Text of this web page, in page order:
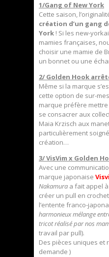
1/Gang of New York
Cette saison,
création d’un gang
York ! Si les new-
mamies françaises,
choisir une mamie de
un bonnet ou une
2/ Golden Hook
Même si la marque
cette option de sur-
marque préfère
se consacrer aux
Maia Krzisch aux
particulièrement
création…
3/ VisVim x Golden
Avec une
marque japonaise
Nakamura a fait appel à
créer un pull en
l’entente franco-
harmonieux mélange
tricot réalisé par nos
travail par pull).
Des pièces uniques et
demande )